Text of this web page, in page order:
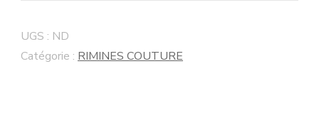
UGS : ND
Catégorie : RIMINES COUTURE